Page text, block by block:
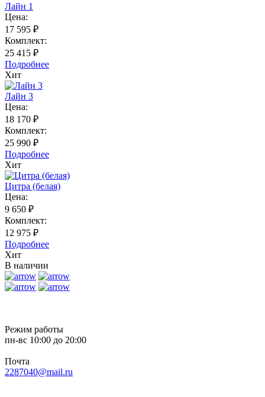
Лайн 1
Цена:
17 595 ₽
Комплект:
25 415 ₽
Подробнее
Хит
Лайн 3
Цена:
18 170 ₽
Комплект:
25 990 ₽
Подробнее
Хит
Цитра (белая)
Цена:
9 650 ₽
Комплект:
12 975 ₽
Подробнее
Хит
В наличии
Режим работы
пн-вс 10:00 до 20:00
Почта
2287040@mail.ru